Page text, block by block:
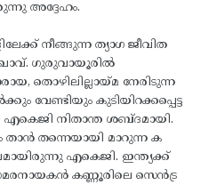
അദ്ദേഹം.
നീങ്ങുന്ന ത്യാഗ ജീവിത
ഗുരുവായൂരിൽ
തൊഴിലില്ലായ്മ നേരിടുന്ന
കുടിയിറക്കപ്പെട്ട
നിതാന്ത ശബ്ദമായി.
താൻ തന്നെയായി മാറുന്ന ക
എകെജി. ഇന്ത്യക്ക്‌
കണ്ണൂരിലെ സെൻട്ര